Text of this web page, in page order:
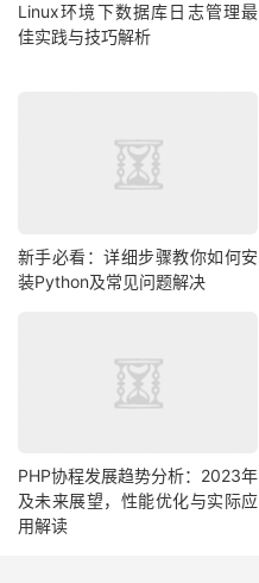
Linux环境下数据库日志管理最
佳实践与技巧解析
新手必看：详细步骤教你如何安
装Python及常见问题解决
PHP协程发展趋势分析：2023年
及未来展望，性能优化与实际应
用解读